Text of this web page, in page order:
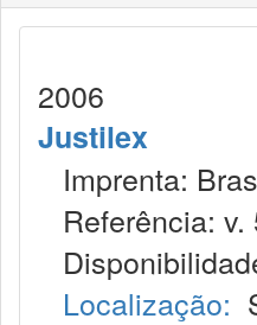
2006
Justilex
Imprenta:
Referência: v.
Localização: